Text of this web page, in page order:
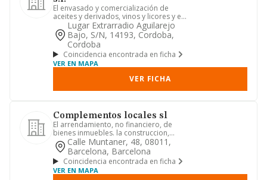
El envasado y comercialización de
aceites y derivados, vinos y licores y el
comercio de todo tipo d...
Lugar Extrarradio Aguilarejo
Bajo, S/n, 14193, Cordoba,
Cordoba
Coincidencia encontrada en ficha
VER EN MAPA
VER FICHA
Complementos locales sl
El arrendamiento, no financiero, de
bienes inmuebles. la construccion,
compraventa, permuta, urbani...
Calle Muntaner, 48, 08011,
Barcelona, Barcelona
Coincidencia encontrada en ficha
VER EN MAPA